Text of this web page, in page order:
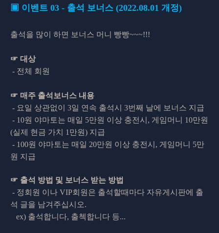
▣ 이벤트 03 - 출석 보너스 (2022.08.01 개정)
출석을 많이 하면 보너스 머니 빵빵~~~!!!
☞ 대상
- 전체 회원
☞ 매주 출석보너스 내용
- 요일 상관없이 3일 연속 출석시 3번째 날에 보너스 지급
- 10원 야마토는 매일 5만원 이상 충전시, 게임머니 10만원
(실제 현금 가치 1만원) 지급
- 100원 야마토는 매일 20만원 이상 충전시, 게임머니 5만
원 지급
☞ 출석 방법 및 보너스 받는 방법
- 정회원 이나 VIP회원은 출석할때마다 자유게시판에 출
석 글을 남겨주십시오.
ex) 출석합니다, 출첵합니다 등...